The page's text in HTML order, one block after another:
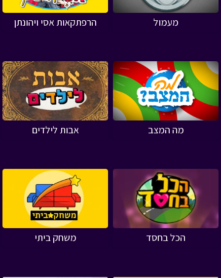
מעמול הרפתקאות אסי ויהונתן
מה המצב אבות לילדים
הכל בחסד משחק ביתי